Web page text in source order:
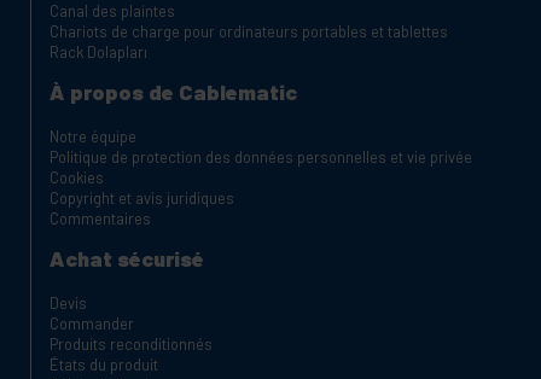
Canal des plaintes
Chariots de charge pour ordinateurs portables et tablettes
Rack Dolapları
À propos de Cablematic
Notre équipe
Politique de protection des données personnelles et vie privée
Cookies
Copyright et avis juridiques
Commentaires
Achat sécurisé
Devis
Commander
Produits reconditionnés
États du produit